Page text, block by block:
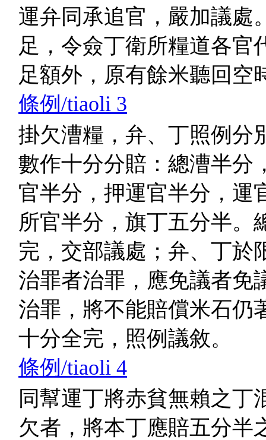
運弁同承追官，嚴加議處
足，令僉丁衛所糧道各官
足額外，原有餘米聽回空
條例/tiaoli 3
掛欠漕糧，弁、丁照例分
數作十分分賠：總漕半分
官半分，押運官半分，運
所官半分，旗丁五分半。
完，交部議處；弁、丁於
治罪者治罪，應免議者免
治罪，將不能賠償米石仍
十分全完，照例議敘。
條例/tiaoli 4
同幫運丁將赤貧無賴之丁
欠者，將本丁應賠五分半